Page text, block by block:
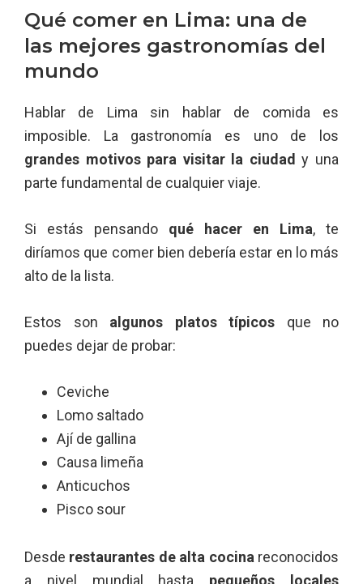
Qué comer en Lima: una de
las mejores gastronomías del
mundo
Hablar de Lima sin hablar de comida es
imposible. La gastronomía es uno de los
grandes motivos para visitar la ciudad y una
parte fundamental de cualquier viaje.
Si estás pensando qué hacer en Lima, te
diríamos que comer bien debería estar en lo más
alto de la lista.
Estos son algunos platos típicos que no
puedes dejar de probar:
Ceviche
Lomo saltado
Ají de gallina
Causa limeña
Anticuchos
Pisco sour
Desde restaurantes de alta cocina reconocidos
a nivel mundial hasta pequeños locales